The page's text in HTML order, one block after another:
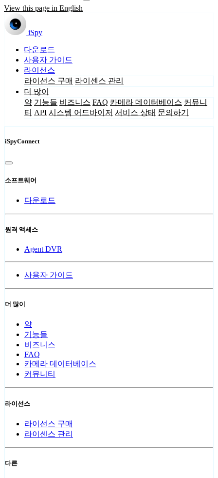
View this page in English
iSpy
다운로드
사용자 가이드
라이선스
라이선스 구매 라이센스 관리
더 많이
약 기능들 비즈니스 FAQ 카메라 데이터베이스 커뮤니
티 API 시스템 어드바이저 서비스 상태 문의하기
iSpyConnect
소프트웨어
다운로드
원격 액세스
Agent DVR
사용자 가이드
더 많이
약
기능들
비즈니스
FAQ
카메라 데이터베이스
커뮤니티
라이선스
라이선스 구매
라이센스 관리
다른